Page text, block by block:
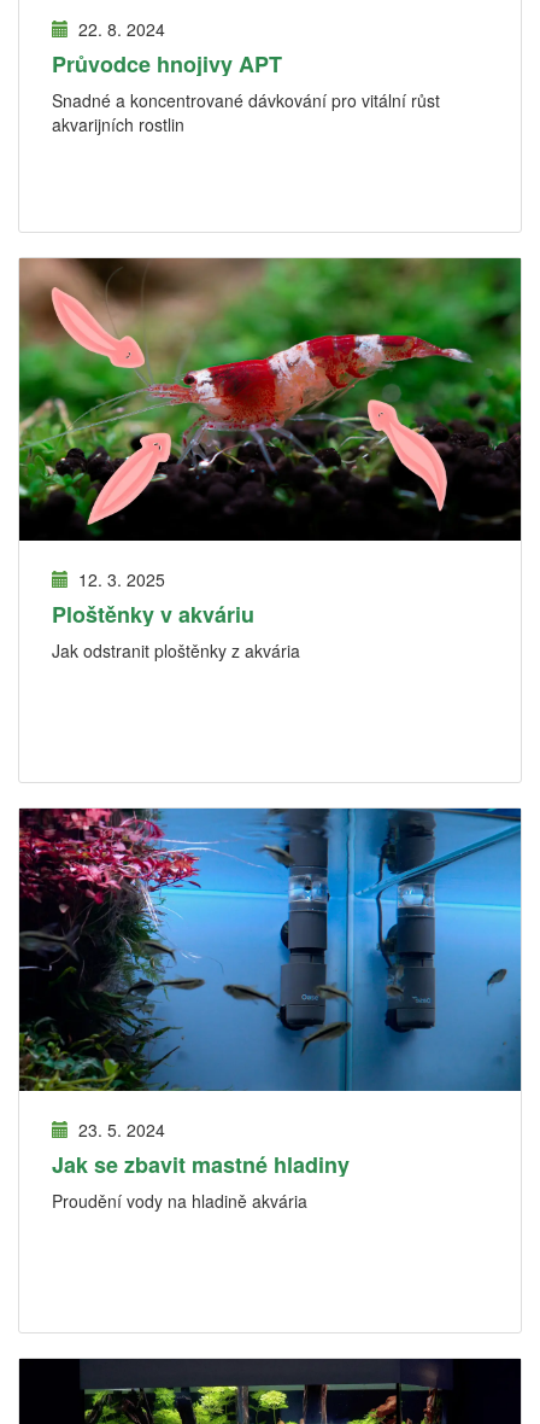
22. 8. 2024
Průvodce hnojivy APT
Snadné a koncentrované dávkování pro vitální růst
akvarijních rostlin
12. 3. 2025
Ploštěnky v akváriu
Jak odstranit ploštěnky z akvária
23. 5. 2024
Jak se zbavit mastné hladiny
Proudění vody na hladině akvária